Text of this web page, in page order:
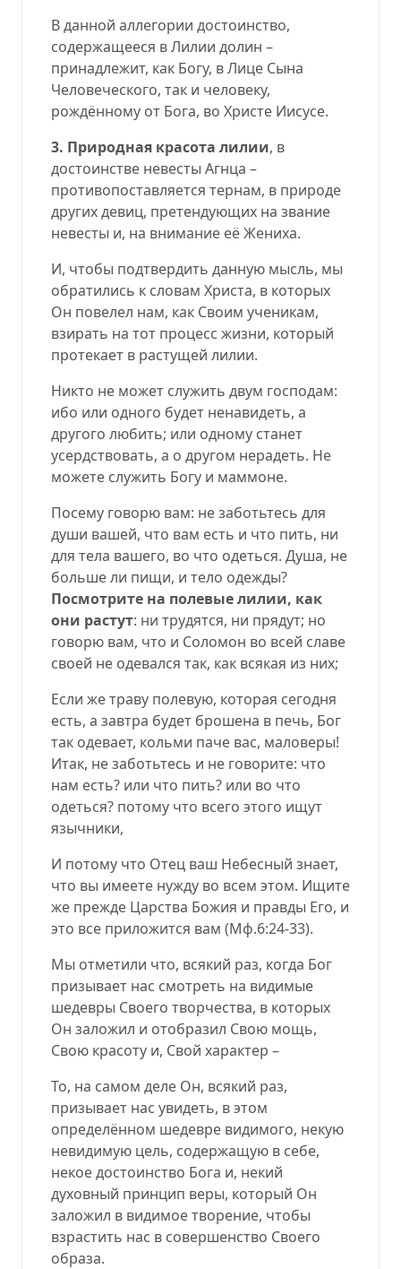
В данной аллегории достоинство,
содержащееся в Лилии долин –
принадлежит, как Богу, в Лице Сына
Человеческого, так и человеку,
рождённому от Бога, во Христе Иисусе.
3. Природная красота лилии, в
достоинстве невесты Агнца –
противопоставляется тернам, в природе
других девиц, претендующих на звание
невесты и, на внимание её Жениха.
И, чтобы подтвердить данную мысль, мы
обратились к словам Христа, в которых
Он повелел нам, как Своим ученикам,
взирать на тот процесс жизни, который
протекает в растущей лилии.
Никто не может служить двум господам:
ибо или одного будет ненавидеть, а
другого любить; или одному станет
усердствовать, а о другом нерадеть. Не
можете служить Богу и маммоне.
Посему говорю вам: не заботьтесь для
души вашей, что вам есть и что пить, ни
для тела вашего, во что одеться. Душа, не
больше ли пищи, и тело одежды?
Посмотрите на полевые лилии, как
они растут: ни трудятся, ни прядут; но
говорю вам, что и Соломон во всей славе
своей не одевался так, как всякая из них;
Если же траву полевую, которая сегодня
есть, а завтра будет брошена в печь, Бог
так одевает, кольми паче вас, маловеры!
Итак, не заботьтесь и не говорите: что
нам есть? или что пить? или во что
одеться? потому что всего этого ищут
язычники,
И потому что Отец ваш Небесный знает,
что вы имеете нужду во всем этом. Ищите
же прежде Царства Божия и правды Его, и
это все приложится вам (Мф.6:24-33).
Мы отметили что, всякий раз, когда Бог
призывает нас смотреть на видимые
шедевры Своего творчества, в которых
Он заложил и отобразил Свою мощь,
Свою красоту и, Свой характер –
То, на самом деле Он, всякий раз,
призывает нас увидеть, в этом
определённом шедевре видимого, некую
невидимую цель, содержащую в себе,
некое достоинство Бога и, некий
духовный принцип веры, который Он
заложил в видимое творение, чтобы
взрастить нас в совершенство Своего
образа.